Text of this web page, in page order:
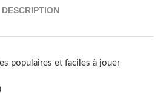
DESCRIPTION
populaires et faciles à jouer